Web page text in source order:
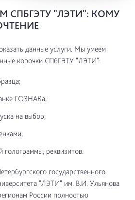
СПБГЭТУ "ЛЭТИ": КОМУ
данные услуги. Мы умеем
корочки СПбГЭТУ "ЛЭТИ":
ГОЗНАКа;
на выбор;
голограммы, реквизитов.
государственного
"ЛЭТИ" им. В.И. Ульянова
России полностью